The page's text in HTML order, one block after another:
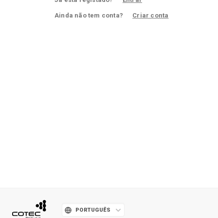
Ainda não tem conta? Criar conta
PORTUGUÊS